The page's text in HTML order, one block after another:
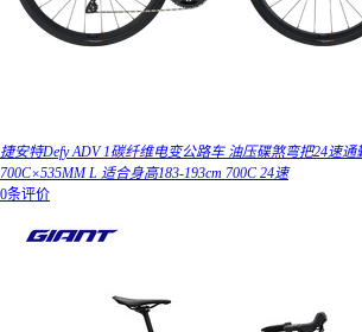
捷安特Defy ADV 1碳纤维电变公路车 油压碟煞弯把24速
700C×535MM L 适合身高183-193cm 700C 24速
0条评价